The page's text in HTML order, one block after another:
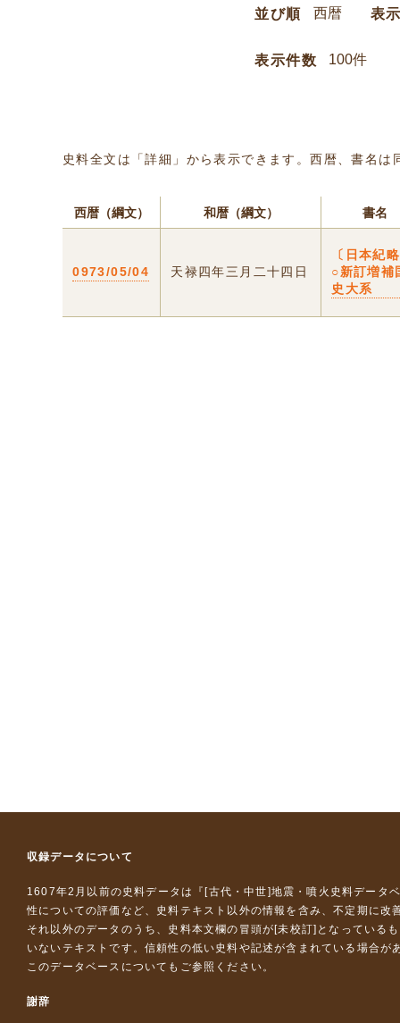
並び順 表
表示件数
史料全文は「詳細」から表示できます。西暦、書名
西暦（綱文） 和暦（綱文） 書名
0973/05/04 天禄四年三月二十四日
〔日本紀
○新訂増補
史大系
収録データについて
1607年2月以前の史料データは『 [古代・中世]地震・噴火史料データ
性についての評価など、史料テキスト以外の情報を含み、不定期に改
それ以外のデータのうち、史料本文欄の冒頭が[未校訂]となっている
いないテキストです。信頼性の低い史料や記述が含まれている場合が
このデータベースについて もご参照ください。
謝辞